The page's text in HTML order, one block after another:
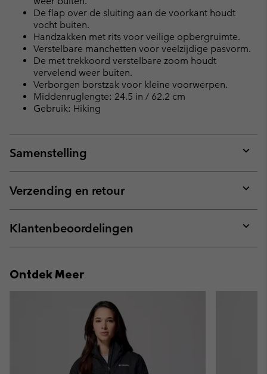
De flap over de sluiting aan de voorkant houdt
vocht buiten.
Handzakken met rits voor veilige opbergruimte.
Verstelbare manchetten voor veelzijdige pasvorm.
De met trekkoord verstelbare zoom houdt
vervelend weer buiten.
Verborgen borstzak voor kleine voorwerpen.
Middenruglengte: 24.5 in / 62.2 cm
Gebruik: Hiking
Samenstelling
or
Verzending en retour
or
Klantenbeoordelingen
or
Ontdek Meer